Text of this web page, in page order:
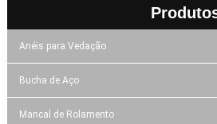
Anéis para Vedação
Bucha de Aço
Mancal de Rolamento